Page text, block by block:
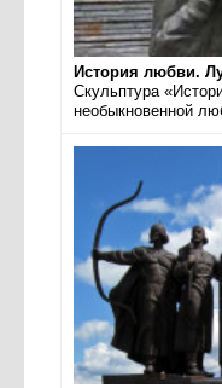
История любви.
Скульптура
необыкновенной